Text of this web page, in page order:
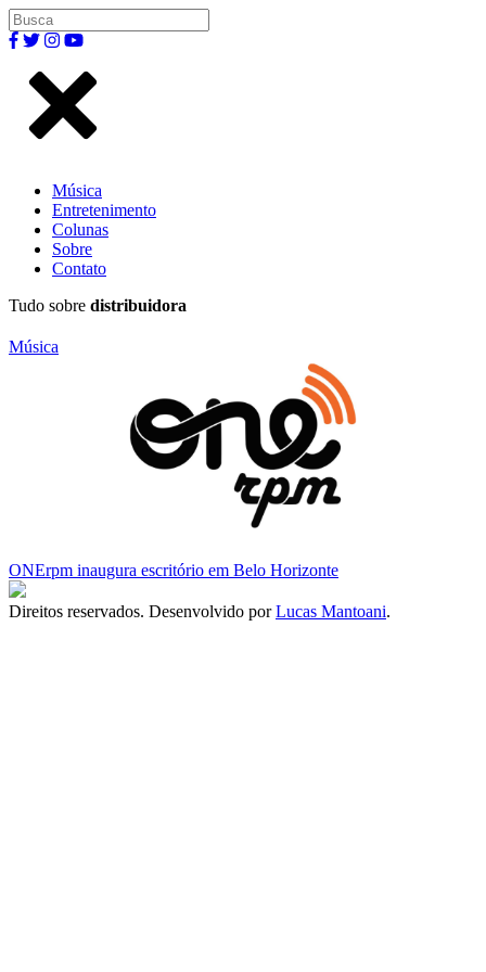
Música
Entretenimento
Colunas
Sobre
Contato
Tudo sobre distribuidora
Música
ONErpm inaugura escritório em Belo Horizonte
Direitos reservados. Desenvolvido porLucas Mantoani.